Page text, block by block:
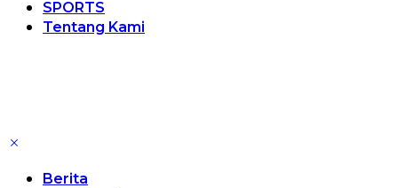
SPORTS
Tentang Kami
Berita